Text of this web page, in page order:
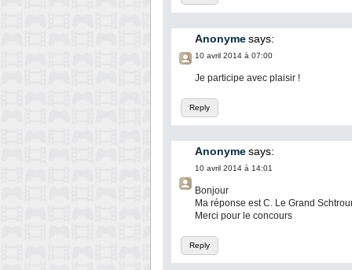
Anonymesays:
10 avril 2014 à 07:00
Reply
Je participe avec plaisir !
Anonymesays:
10 avril 2014 à 14:01
Reply
Bonjour
Ma réponse est C. Le Grand
Merci pour le concours